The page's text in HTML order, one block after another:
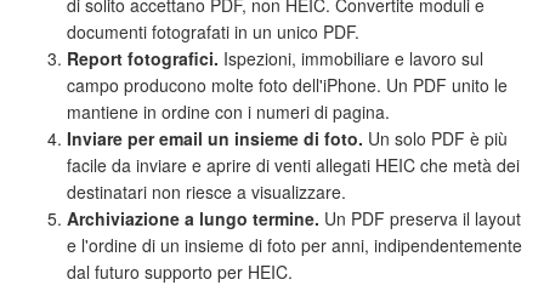
documenti fotografati in un unico PDF.
Report fotografici. Ispezioni, immobiliare e lavoro sul
campo producono molte foto dell'iPhone. Un PDF unito le
mantiene in ordine con i numeri di pagina.
Inviare per email un insieme di foto. Un solo PDF è più
facile da inviare e aprire di venti allegati HEIC che metà dei
destinatari non riesce a visualizzare.
Archiviazione a lungo termine. Un PDF preserva il layout
e l'ordine di un insieme di foto per anni, indipendentemente
dal futuro supporto per HEIC.